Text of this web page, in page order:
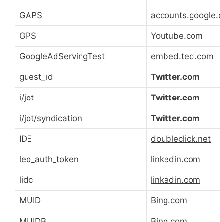
GAPS
GPS Youtube.com
GoogleAdServingTest embed.ted.com
guest_id Twitter.com
i/jot Twitter.com
i/jot/syndication Twitter.com
IDE doubleclick.net
leo_auth_token linkedin.com
lidc linkedin.com
MUID Bing.com